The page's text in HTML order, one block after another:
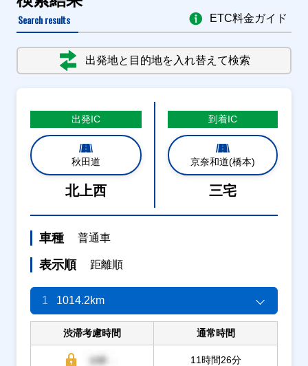
Search results
出発地と目的地を入れ替えて検索
ETC料金ガイド
出発IC
秋田道
北上西
到着IC
京奈和道(橋本)
三宅
車種 普通車
表示順 距離順
1 1014.2km
渋滞考慮時間 通常時間
11時間26分